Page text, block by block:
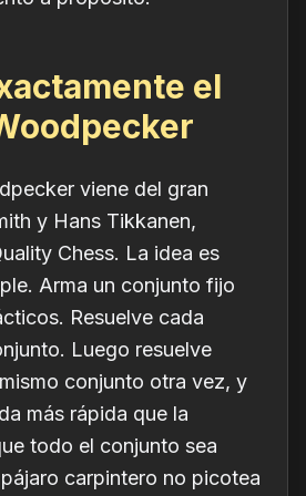
el
viene del gran
y Hans Tikkanen,
Chess. La idea es
Arma un conjunto fijo
Resuelve cada
Luego resuelve
conjunto otra vez, y
más rápida que la
todo el conjunto sea
carpintero no picotea